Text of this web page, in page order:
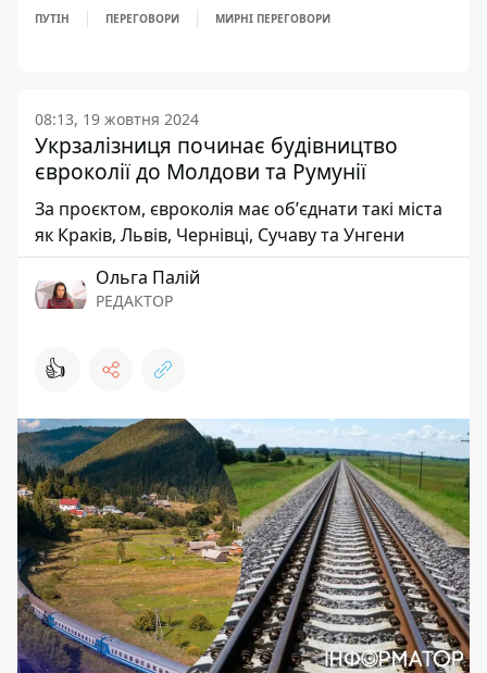
ПУТІН ПЕРЕГОВОРИ МИРНІ ПЕРЕГОВОРИ
08:13, 19 жовтня 2024
Укрзалізниця починає будівництво
євроколії до Молдови та Румунії
За проєктом, євроколія має обʼєднати такі міста
як Краків, Львів, Чернівці, Сучаву та Унгени
Ольга Палій
РЕДАКТОР
👍